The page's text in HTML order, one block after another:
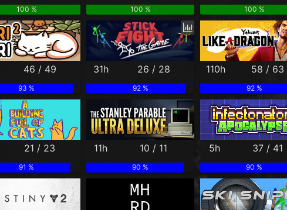
100 % 100 % 100 %
46 / 49
93 %
31h 26 / 28
92 %
110h 58 / 63
92 %
21 / 23
91 %
11h 10 / 11
90 %
5h 37 / 41
90 %